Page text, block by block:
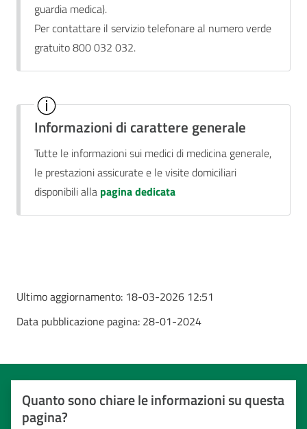
guardia medica).
Per contattare il servizio telefonare al numero verde
gratuito 800 032 032.
Informazioni di carattere generale
Tutte le informazioni sui medici di medicina generale,
le prestazioni assicurate e le visite domiciliari
disponibili alla pagina dedicata
Ultimo aggiornamento: 18-03-2026 12:51
Data pubblicazione pagina: 28-01-2024
Quanto sono chiare le informazioni su questa
pagina?